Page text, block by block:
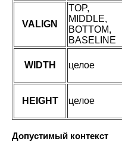
VALIGN
TOP,
MIDDLE,
BOTTOM,
BASELINE
WIDTH целое
HEIGHT целое
Допустимый контекст